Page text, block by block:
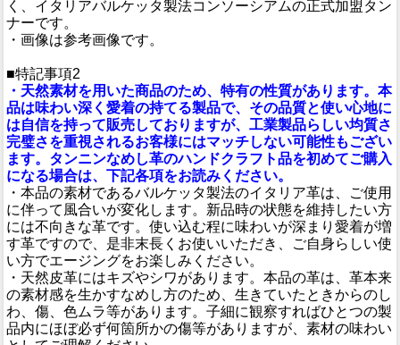
く、イタリアバルケッタ製法コンソーシアムの正式加盟タン
ナーです。
・画像は参考画像です。
■特記事項2
・天然素材を用いた商品のため、特有の性質があります。本
品は味わい深く愛着の持てる製品で、その品質と使い心地に
は自信を持って販売しておりますが、工業製品らしい均質さ
完璧さを重視されるお客様にはマッチしない可能性もござい
ます。タンニンなめし革のハンドクラフト品を初めてご購入
になる場合は、下記各項をお読みください。
・本品の素材であるバルケッタ製法のイタリア革は、ご使用
に伴って風合いが変化します。新品時の状態を維持したい方
には不向きな革です。使い込む程に味わいが深まり愛着が増
す革ですので、是非末長くお使いいただき、ご自身らしい使
い方でエージングをお楽しみください。
・天然皮革にはキズやシワがあります。本品の革は、革本来
の素材感を生かすなめし方のため、生きていたときからのし
わ、傷、色ムラ等があります。子細に観察すればひとつの製
品内にほぼ必ず何箇所かの傷等がありますが、素材の味わい